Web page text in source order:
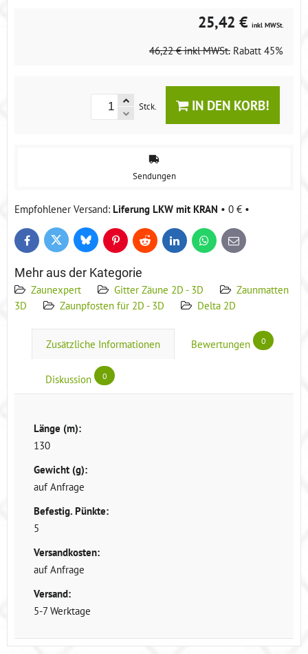
25,42 € inkl MWSt.
46,22 € inkl MWSt. Rabatt 45%
Stck. IN DEN KORB!
Sendungen
Liferung LKW mit KRAN • 0 € •
FacebookTwitter BlueskyPinterestReddit LinkedInWhatsApp
E-
mail
Mehr aus der Kategorie
Zaunexpert Gitter Zäune 2D - 3D
Zaunmatten
3D
Zaunpfosten für 2D - 3D Delta 2D
Zusätzliche Informationen Bewertungen 0
Diskussion 0
Länge (m):
130
Gewicht (g):
auf Anfrage
Befestig. Pünkte:
5
Versandkosten:
auf Anfrage
Versand:
5-7 Werktage